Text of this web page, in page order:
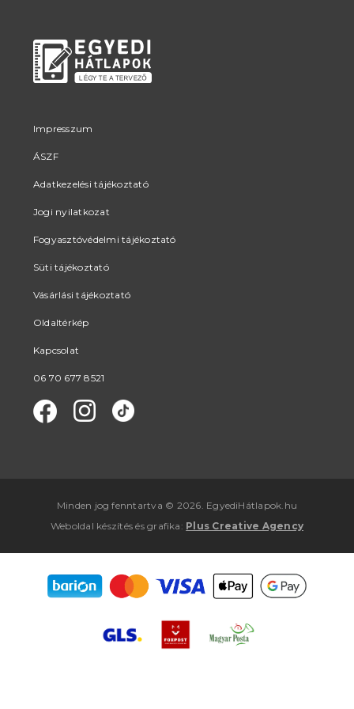
Impresszum
ÁSZF
Adatkezelési tájékoztató
Jogi nyilatkozat
Fogyasztóvédelmi tájékoztató
Süti tájékoztató
Vásárlási tájékoztató
Oldaltérkép
Kapcsolat
06 70 677 8521
Minden jog fenntartva © 2026. EgyediHátlapok.hu
Weboldal készítés ésgrafika : Plus Creative Agency